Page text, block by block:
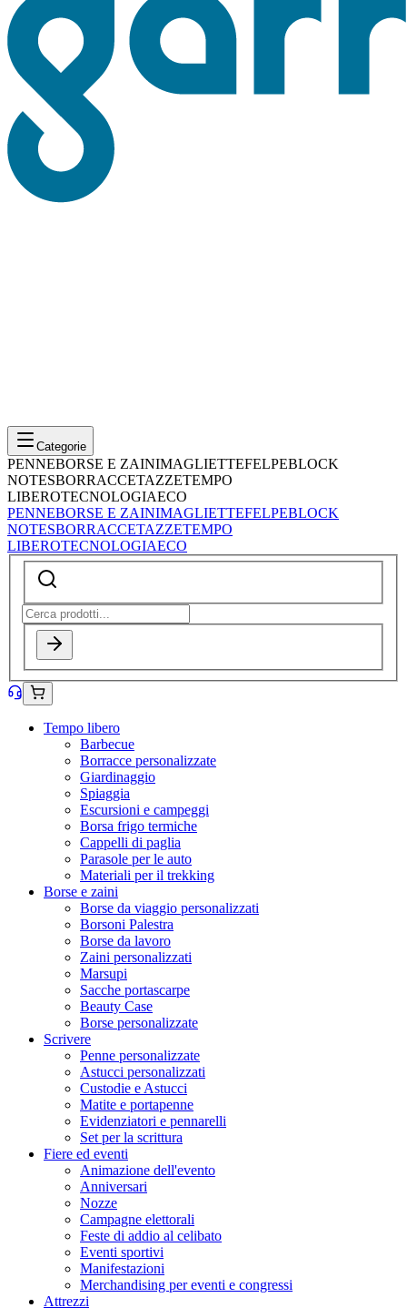
Categorie
PENNEBORSE E ZAINIMAGLIETTEFELPEBLOCK
NOTESBORRACCETAZZETEMPO
LIBEROTECNOLOGIAECO
PENNEBORSE E ZAINIMAGLIETTEFELPEBLOCK
NOTESBORRACCETAZZETEMPO
LIBEROTECNOLOGIAECO
Tempo libero
Barbecue
Borracce personalizzate
Giardinaggio
Spiaggia
Escursioni e campeggi
Borsa frigo termiche
Cappelli di paglia
Parasole per le auto
Materiali per il trekking
Borse e zaini
Borse da viaggio personalizzati
Borsoni Palestra
Borse da lavoro
Zaini personalizzati
Marsupi
Sacche portascarpe
Beauty Case
Borse personalizzate
Scrivere
Penne personalizzate
Astucci personalizzati
Custodie e Astucci
Matite e portapenne
Evidenziatori e pennarelli
Set per la scrittura
Fiere ed eventi
Animazione dell'evento
Anniversari
Nozze
Campagne elettorali
Feste di addio al celibato
Eventi sportivi
Manifestazioni
Merchandising per eventi e congressi
Attrezzi